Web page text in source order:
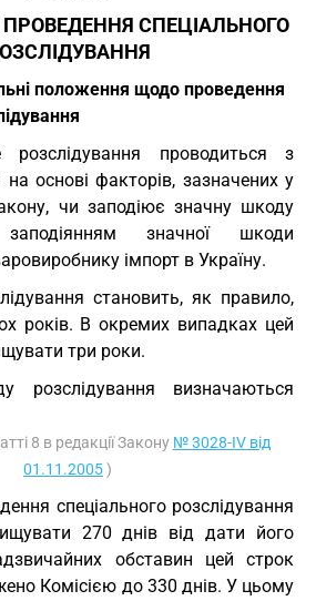
СПЕЦІАЛЬНОГО
положення щодо проведення
розслідування проводиться з
основі факторів, зазначених у
чи заподіює значну шкоду
значної шкоди
імпорт в Україну.
становить, як правило,
років. В окремих випадках цей
три роки.
розслідування визначаються
8 в редакції Закону № 3028-IV від
01.11.2005)
спеціального розслідування
270 днів від дати його
обставин цей строк
Комісією до 330 днів. У цьому